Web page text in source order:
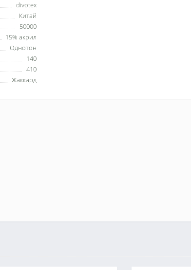
divotex
Китай
50000
15% акрил
Однотон
140
410
Жаккард